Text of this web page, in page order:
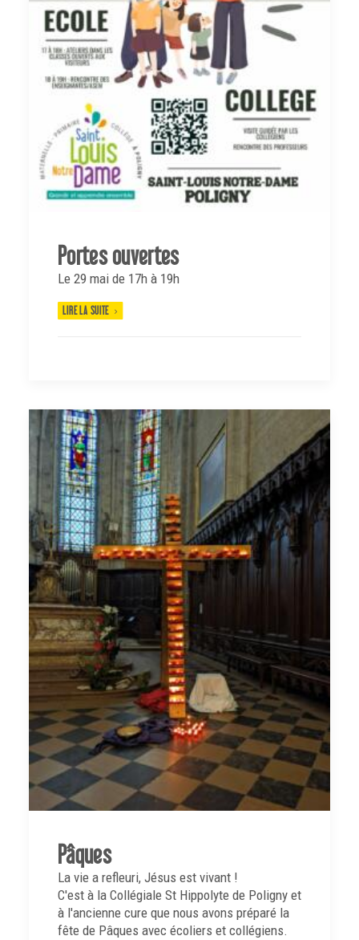
Portes ouvertes
Le 29 mai de 17h à 19h
LIRE LA SUITE
Pâques
La vie a refleuri, Jésus est vivant !
C'est à la Collégiale St Hippolyte de Poligny et
à l'ancienne cure que nous avons préparé la
fête de Pâques avec écoliers et collégiens.